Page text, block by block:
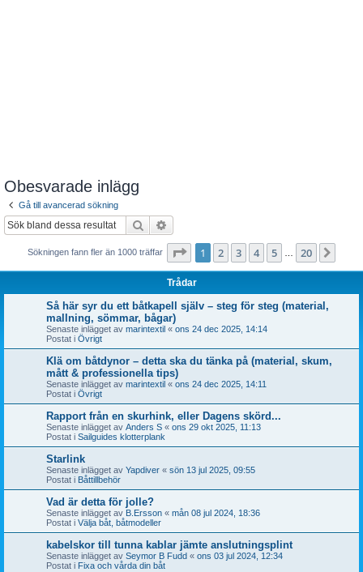
Obesvarade inlägg
Gå till avancerad sökning
Sök
Sökningen fann fler än 1000 träffar Sida av 20
1 2 3 4 5 20
Trådar
Så här syr du ett båtkapell själv – steg för steg (material,
mallning, sömmar, bågar)
Senaste inlägget av marintextil « ons 24 dec 2025, 14:14
Postat i Övrigt
Klä om båtdynor – detta ska du tänka på (material, skum,
mått & professionella tips)
Senaste inlägget av marintextil « ons 24 dec 2025, 14:11
Postat i Övrigt
Rapport från en skurhink, eller Dagens skörd...
Senaste inlägget av Anders S « ons 29 okt 2025, 11:13
Postat i Sailguides klotterplank
Starlink
Senaste inlägget av Yapdiver « sön 13 jul 2025, 09:55
Postat i Båttillbehör
Vad är detta för jolle?
Senaste inlägget av B.Ersson « mån 08 jul 2024, 18:36
Postat i Välja båt, båtmodeller
kabelskor till tunna kablar jämte anslutningsplint
Senaste inlägget av Seymor B Fudd « ons 03 jul 2024, 12:34
Postat i Fixa och vårda din båt